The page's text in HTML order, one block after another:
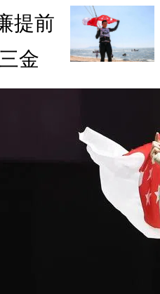
提前
金